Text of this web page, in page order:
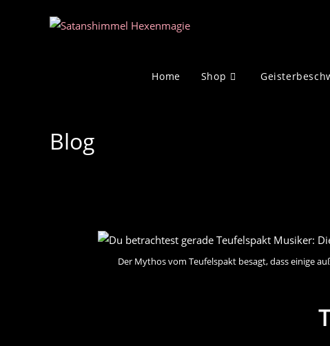
Home Shop
Blog
Der Mythos vom Teufelspakt besagt, dass einige